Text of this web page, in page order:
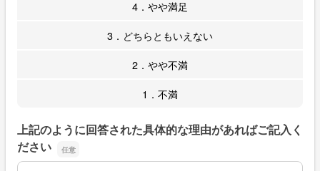
4．やや満足
3．どちらともいえない
2．やや不満
1．不満
上記のように回答された具体的な理由があればご記入く
ださい